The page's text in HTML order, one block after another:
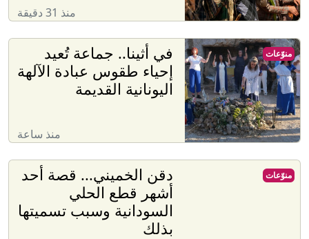
منذ 31 دقيقة
في أثينا.. جماعة تُعيد
إحياء طقوس عبادة الآلهة
اليونانية القديمة
منذ ساعة
منوّعات
دقن الخميني... قصة أحد
أشهر قطع الحلي
السودانية وسبب تسميتها
بذلك
منوّعات